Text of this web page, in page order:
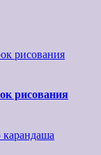
рисования